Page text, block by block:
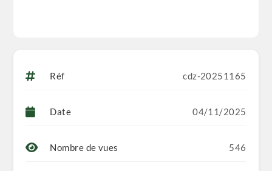
Sanitaires premium
Sécurité & gestion
Réf cdz-20251165
Date 04/11/2025
Nombre de vues 546